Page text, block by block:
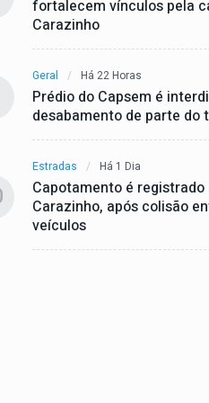
fortalecem vínculos pela
Carazinho
Geral Há 22 Horas
Prédio do Capsem é
desabamento de parte do
Estradas Há 1 Dia
Capotamento é registrado
Carazinho, após colisão
veículos